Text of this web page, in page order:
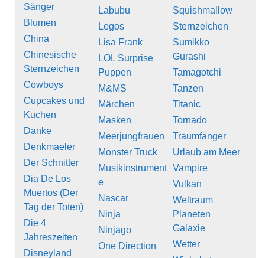
Sänger
Blumen
China
Chinesische
Sternzeichen
Cowboys
Cupcakes und
Kuchen
Danke
Denkmaeler
Der Schnitter
Dia De Los
Muertos (Der
Tag der Toten)
Die 4
Jahreszeiten
Disneyland
Labubu
Legos
Lisa Frank
LOL Surprise
Puppen
M&MS
Märchen
Masken
Meerjungfrauen
Monster Truck
Musikinstrument
e
Nascar
Ninja
Ninjago
One Direction
Squishmallow
Sternzeichen
Sumikko
Gurashi
Tamagotchi
Tanzen
Titanic
Tornado
Traumfänger
Urlaub am Meer
Vampire
Vulkan
Weltraum
Planeten
Galaxie
Wetter